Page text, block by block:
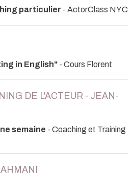
particulier - ActorClass NYC
in English" - Cours Florent
DE L'ACTEUR - JEAN-
semaine - Coaching et Training